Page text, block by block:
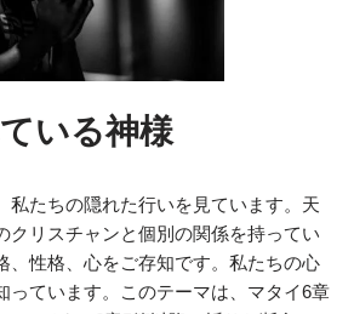
いる神様
私たちの隠れた行いを見ています。天
クリスチャンと個別の関係を持ってい
、性格、心をご存知です。私たちの心
っています。このテーマは、マタイ6章